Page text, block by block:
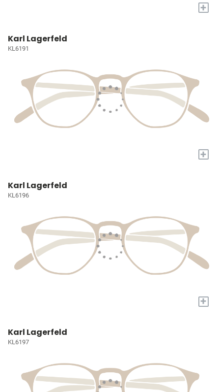
+
Karl Lagerfeld
KL6191
+
Karl Lagerfeld
KL6196
+
Karl Lagerfeld
KL6197